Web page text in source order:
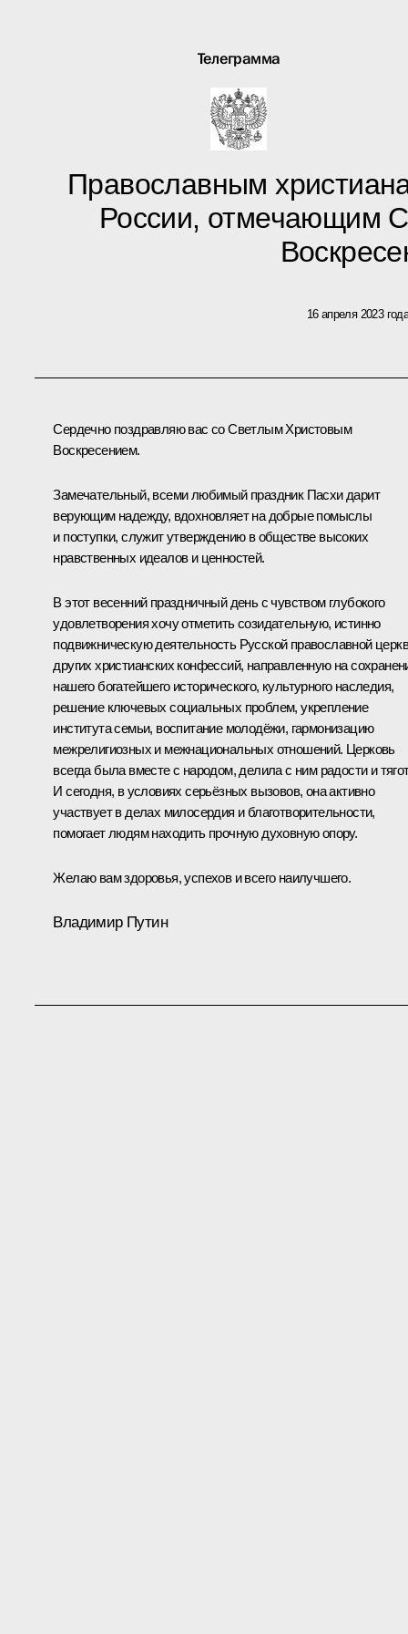
Телеграмма
Православным
России, отмечающим
16 апреля 2023
Сердечно поздравляю вас со Светлым Христовым
Воскресением.
Замечательный, всеми любимый праздник Пасхи дарит
верующим надежду, вдохновляет на добрые помыслы
и поступки, служит утверждению в обществе высоких
нравственных идеалов и ценностей.
В этот весенний праздничный день с чувством глубокого
удовлетворения хочу отметить созидательную, истинно
подвижническую деятельность Русской православной
других христианских конфессий, направленную на
нашего богатейшего исторического, культурного наследия,
решение ключевых социальных проблем, укрепление
института семьи, воспитание молодёжи, гармонизацию
межрелигиозных и межнациональных отношений. Церковь
всегда была вместе с народом, делила с ним радости и
И сегодня, в условиях серьёзных вызовов, она активно
участвует в делах милосердия и благотворительности,
помогает людям находить прочную духовную опору.
Желаю вам здоровья, успехов и всего наилучшего.
Владимир Путин